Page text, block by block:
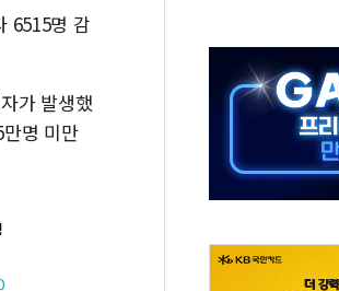
막 영상 콘테스트 '비욘드 디 어비스' 수상작 발표
코리아빌드위크' 참가…리모델링 상담 제공
6515명 감
가 발생했
명 미만